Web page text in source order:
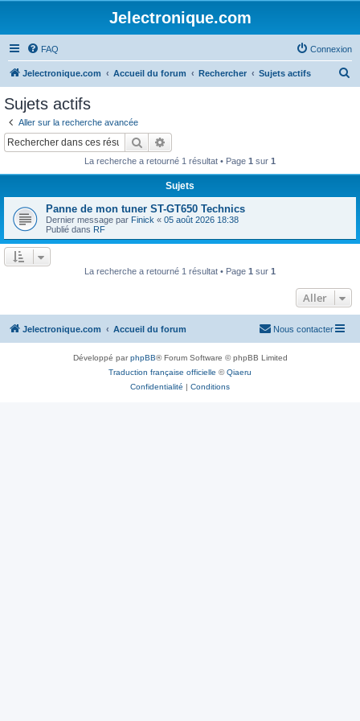
Jelectronique.com
FAQ Connexion
Jelectronique.com Accueil du forum Rechercher Sujets actifs
r
Sujets actifs
Aller sur la recherche avancée
Rechercher
La recherche a retourné 1 résultat • Page 1 sur 1
Sujets
Panne de mon tuner ST-GT650 Technics
Dernier message par Finick « 05 août 2026 18:38
Publié dans RF
La recherche a retourné 1 résultat • Page 1 sur 1
Aller
Jelectronique.com Accueil du forum Nous contacter
Développé parphpBB® Forum Software © phpBB Limited
Traduction française officielle ©Qiaeru
Confidentialité | Conditions